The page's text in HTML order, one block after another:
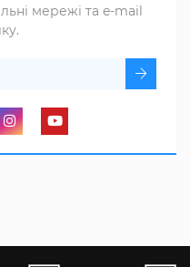
мережі та e-mail